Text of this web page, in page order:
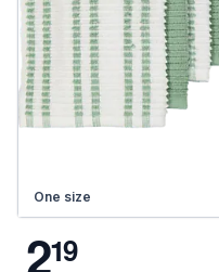
One size
219